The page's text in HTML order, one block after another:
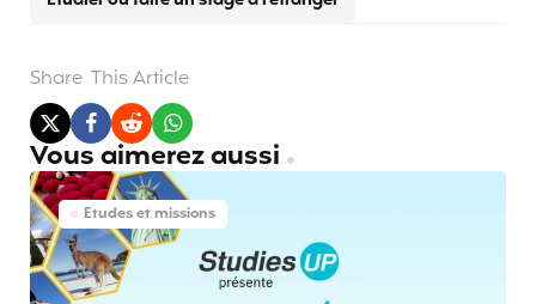
Share This Article
Vous aimerez aussi
Etudes et missions